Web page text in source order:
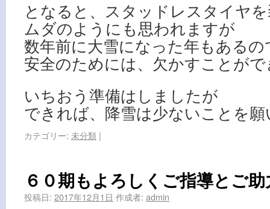
となると、スタッドレスタイヤ
ムダのようにも思われますが
数年前に大雪になった年もあるの
安全のためには、欠かすことが
いちおう準備はしましたが
できれば、降雪は少ないことを
カテゴリー: 未分類 |
６０期もよろしくご指導とご
投稿日: 2017年12月1日 作成者: admin